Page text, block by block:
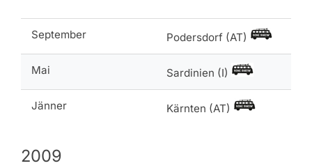
September Podersdorf (AT)
Mai Sardinien (I)
Jänner Kärnten (AT)
2009